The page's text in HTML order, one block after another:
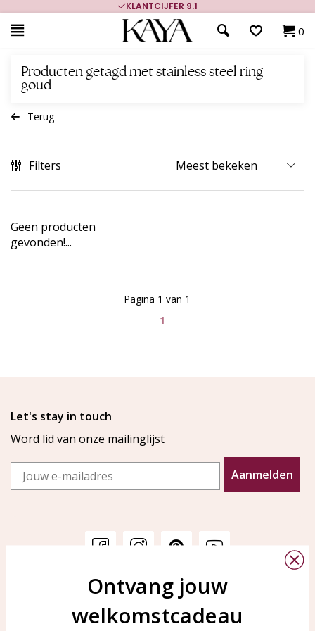
KLANTCIJFER 9.1
0
Producten getagd met stainless steel ring
goud
Terug
Filters
Geen producten
gevonden!...
1
Pagina 1 van 1
Let's stay in touch
Word lid van onze mailinglijst
Email
Aanmelden
Veelgestelde vragen
KAYA Sieraden
Bellen of WhatsApp Ma-Vr
tussen 09:00-17:00
Ontvang jouw
welkomstcadeau